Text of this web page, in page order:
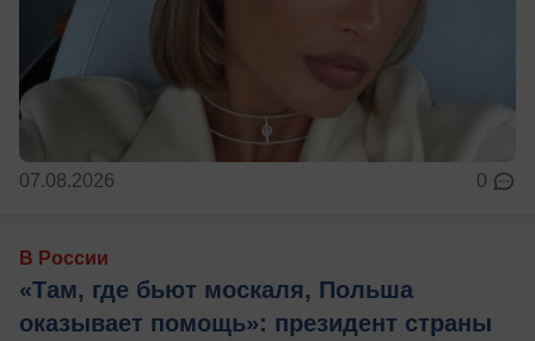
07.08.2026 0
В России
«Там, где бьют москаля, Польша
оказывает помощь»: президент страны